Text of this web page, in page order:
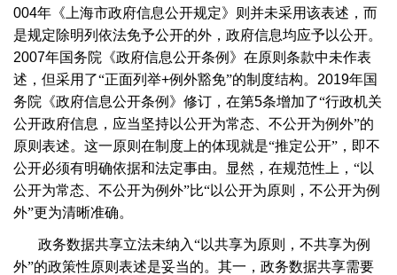
004年《上海市政府信息公开规定》则并未采用该表述，而
是规定除明列依法免予公开的外，政府信息均应予以公开。
2007年国务院《政府信息公开条例》在原则条款中未作表
述，但采用了“正面列举+例外豁免”的制度结构。 2019年国
务院《政府信息公开条例》修订，在第5条增加了“行政机关
公开政府信息，应当坚持以公开为常态、不公开为例外”的
原则表述。这一原则在制度上的体现就是“推定公开”，即不
公开必须有明确依据和法定事由。显然，在规范性上，“以
公开为常态、不公开为例外”比“以公开为原则，不公开为例
外”更为清晰准确。
政务数据共享立法未纳入“以共享为原则，不共享为例
外”的政策性原则表述是妥当的。其一，政务数据共享需要